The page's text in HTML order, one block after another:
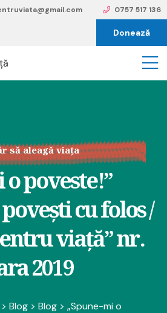
0757 517 136
Donează
să aleagă viața
poveste!”
cu folos /
viață” nr.
2019
> Blog > Blog > „Spune-mi o